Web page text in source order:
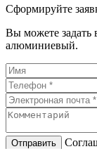
Cформируйте
Вы можете задать
алюминиевый.